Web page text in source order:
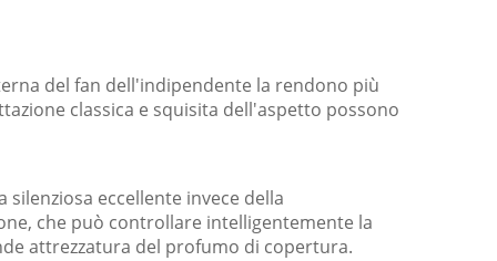
del fan dell'indipendente la rendono più
classica e squisita dell'aspetto possono
eccellente invece della
che può controllare intelligentemente la
attrezzatura del profumo di copertura.